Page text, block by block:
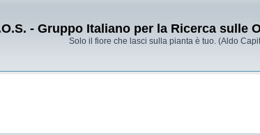
- Gruppo Italiano per la Ricerca sulle
Solo il fiore che lasci sulla pianta è tuo. (Aldo